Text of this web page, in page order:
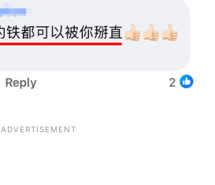
ADVERTISEMENT